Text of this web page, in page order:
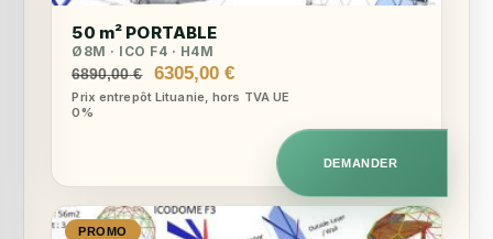
50 m² PORTABLE
Ø8M · ICO F4 · H4M
6890,00€
Le
prix
6305,00€Le
prix
6305,00 €.
Prix entrepôt Lituanie, hors TVA UE
0%
DEMANDER
PROMO